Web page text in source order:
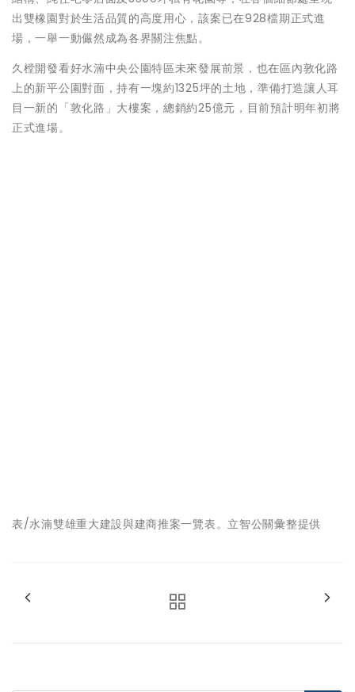
出雙橡園對於生活品質的高度用心，該案已在928檔期正式進
場，一舉一動儼然成為各界關注焦點。
久樘開發看好水湳中央公園特區未來發展前景，也在區內敦化路
上的新平公園對面，持有一塊約1325坪的土地，準備打造讓人耳
目一新的「敦化路」大樓案，總銷約25億元，目前預計明年初將
正式進場。
表/水湳雙雄重大建設與建商推案一覽表。立智公關彙整提供